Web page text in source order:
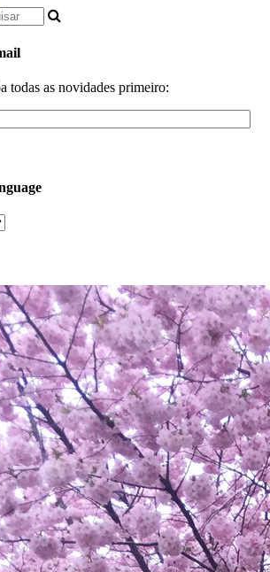
todas as novidades primeiro: